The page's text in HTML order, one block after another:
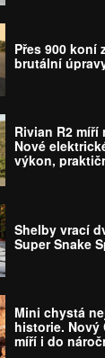
Přes 900 koní
brutální
Rivian R2 míří
Nové
výkon,
Shelby vrací
Super Snake
Mini chystá
historie. Nový
míří i do